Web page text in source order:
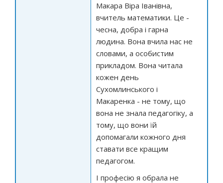
Макара Віра Іванівна,
вчитель математики. Це -
чесна, добра і гарна
людина. Вона вчила нас не
словами, а особистим
прикладом. Вона читала
кожен день
Сухомлинського і
Макаренка - не тому, що
вона не знала педагогіку, а
тому, що вони їй
допомагали кожного дня
ставати все кращим
педагогом.
І професію я обрала не